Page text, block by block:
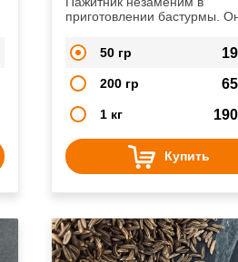
приготовлении бастурмы.
которыми ее покрывают.
50 гр 19
200 гр 65
1 кг 190
Купить